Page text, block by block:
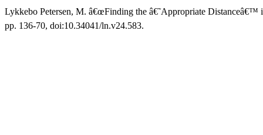
Lykkebo Petersen, M. â€œFinding the â€˜Appropriate Distanceâ€™
pp. 136-70, doi:10.34041/ln.v24.583.